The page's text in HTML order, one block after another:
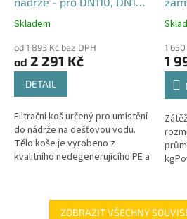
i DN160
Průměrné
produktu
je
hvězdiček.
Skladem
od 1 893 Kč bez DPH
od 2 291 Kč
DETAIL
Filtrační koš určený pro umístění
do nádrže na dešťovou vodu.
Tělo koše je vyrobeno z
kvalitního nedegenerujícího PE a
je
4,5
1
1
ZOBRAZIT VŠECHNY